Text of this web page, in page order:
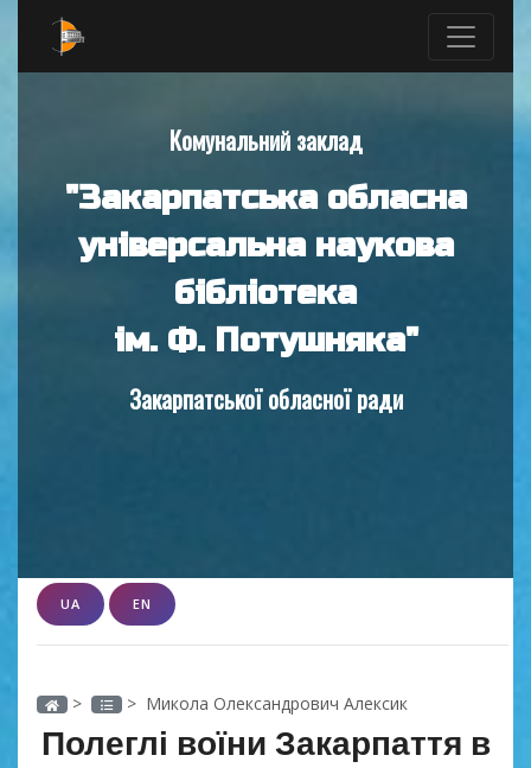
Комунальний заклад
"Закарпатська обласна
універсальна наукова
бібліотека
ім. Ф. Потушняка"
Закарпатської обласної ради
UA EN
> > Микола Олександрович Алексик
Полеглі воїни Закарпаття в